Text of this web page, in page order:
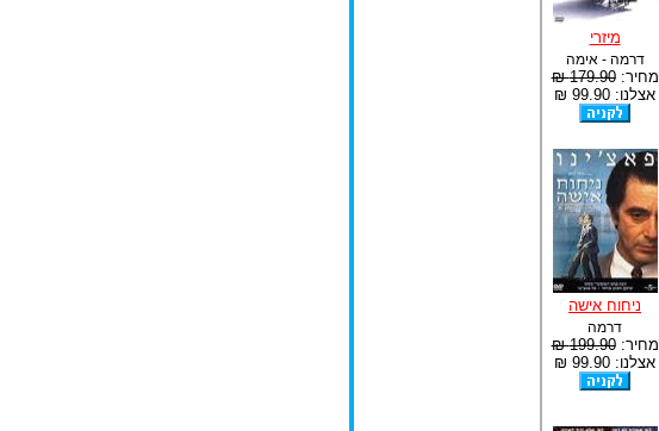
מיזרי
דרמה - אימה
מחיר:179.90 ₪
אצלנו: 99.90 ₪
ניחוח אישה
דרמה
מחיר:199.90 ₪
אצלנו: 99.90 ₪